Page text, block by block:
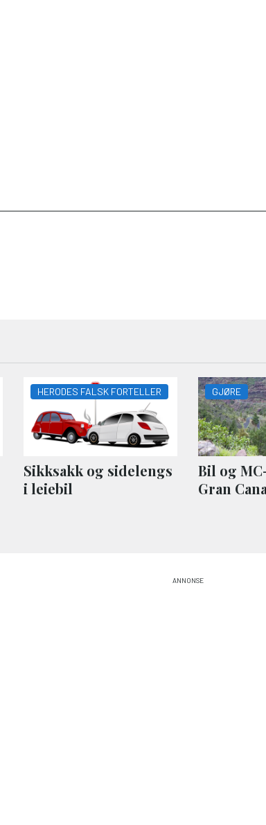
HERODES FALSK FORTELLER
Sikksakk og sidelengs
i leiebil
GJØRE
Bil og
Gran